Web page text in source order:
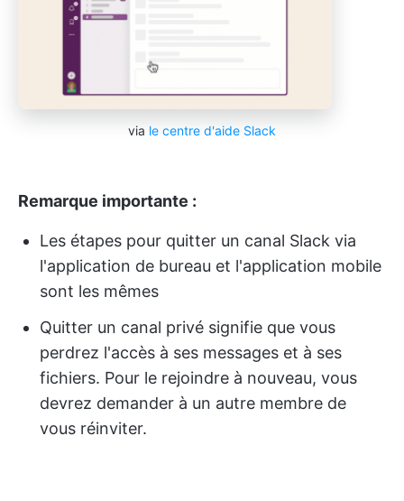
via le centre d'aide Slack
Remarque importante :
Les étapes pour quitter un canal Slack via
l'application de bureau et l'application mobile
sont les mêmes
Quitter un canal privé signifie que vous
perdrez l'accès à ses messages et à ses
fichiers. Pour le rejoindre à nouveau, vous
devrez demander à un autre membre de
vous réinviter.